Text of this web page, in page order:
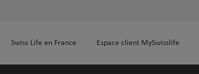
Swiss Life en France Espace client MySwisslife